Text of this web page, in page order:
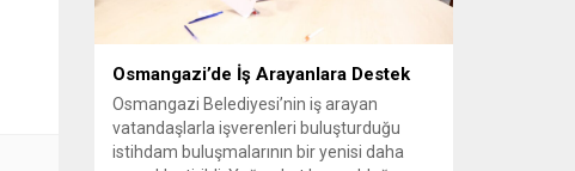
Osmangazi’de İş Arayanlara Destek
Osmangazi Belediyesi’nin iş arayan
vatandaşlarla işverenleri buluşturduğu
istihdam buluşmalarının bir yenisi daha